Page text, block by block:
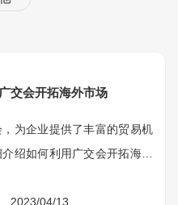
交会开拓海外市场
为企业提供了丰富的贸易机
绍如何利用广交会开拓海外
2023/04/13